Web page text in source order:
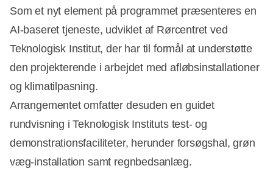
Som et nyt element på programmet præsenteres en
AI-baseret tjeneste, udviklet af Rørcentret ved
Teknologisk Institut, der har til formål at understøtte
den projekterende i arbejdet med afløbsinstallationer
og klimatilpasning.
Arrangementet omfatter desuden en guidet
rundvisning i Teknologisk Instituts test- og
demonstrationsfaciliteter, herunder forsøgshal, grøn
væg-installation samt regnbedsanlæg.